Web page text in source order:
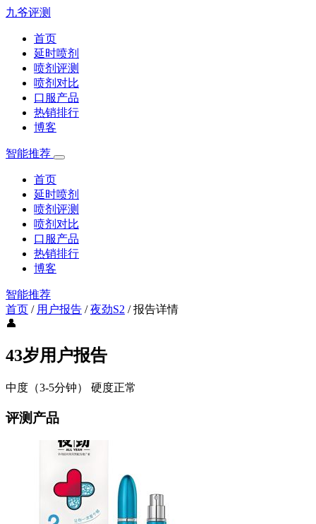
九爷评测
首页
延时喷剂
喷剂评测
喷剂对比
口服产品
热销排行
博客
智能推荐
首页
延时喷剂
喷剂评测
喷剂对比
口服产品
热销排行
博客
智能推荐
首页 / 用户报告 /夜劲S2 /报告详情
👤
43岁用户报告
中度（3-5分钟） 硬度正常
评测产品